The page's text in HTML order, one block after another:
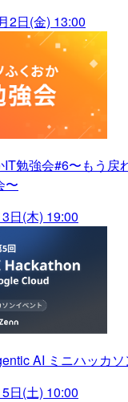
2日(金) 13:00
IT勉強会#6〜もう戻
〜
日(木) 19:00
AI ミニハッカ
日(土) 10:00